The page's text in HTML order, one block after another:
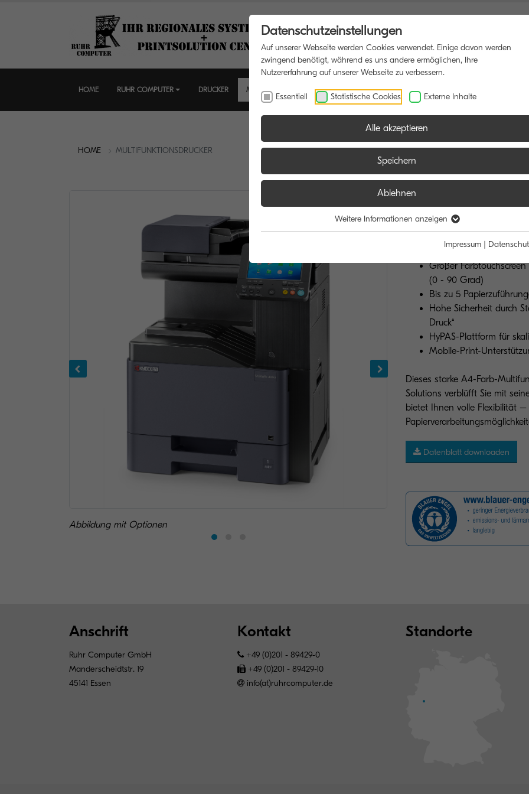
HOME RUHR COMPUTER DRUCKER MULTIFUNKTIONSDRUCKER SOFTWARE BLOG
HOME MULTIFUNKTIONSDRUCKER
Abbildung mit Optionen Abbildung mit Optionen
TASKalfa
DER
Großer
(0 - 90 Grad)
Bis zu 5
Hohe Sicherheit durch
Druck“
HyPAS-Plattform für
Mobile-Print-
Dieses starke A4-Farb-
Solutions verblüfft Sie mit
bietet Ihnen volle Flexibilität –
Datenblatt downloaden
Anschrift
Ruhr Computer GmbH
Manderscheidtstr. 19
45141 Essen
Kontakt
+49 (0)201 - 89429-0
+49 (0)201 - 89429-10
info(at)ruhrcomputer.de
Standorte
Datenschutzeinstellungen
Auf unserer Webseite werden Cookies verwendet. Einige davon werden
zwingend benötigt, während es uns andere ermöglichen, Ihre
Nutzererfahrung auf unserer Webseite zu verbessern.
Essentiell Statistische Cookies Externe Inhalte
Alle akzeptieren
Speichern
Ablehnen
Weitere Informationen anzeigen
Impressum |